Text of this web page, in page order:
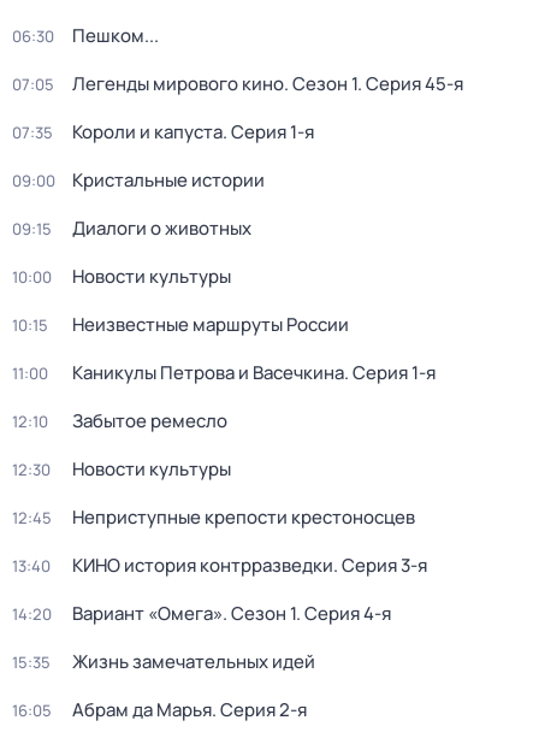
06:30 Пешком...
07:05 Легенды мирового кино. Сезон 1. Серия 45-я
07:35 Короли и капуста. Серия 1-я
09:00 Кристальные истории
09:15 Диалоги о животных
10:00 Новости культуры
10:15 Неизвестные маршруты России
11:00 Каникулы Петрова и Васечкина. Серия 1-я
12:10 Забытое ремесло
12:30 Новости культуры
12:45 Неприступные крепости крестоносцев
13:40 КИНО история контрразведки. Серия 3-я
14:20 Вариант «Омега». Сезон 1. Серия 4-я
15:35 Жизнь замечательных идей
16:05 Абрам да Марья. Серия 2-я